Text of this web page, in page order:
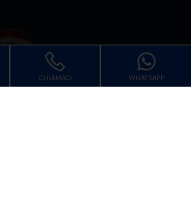
CHIAMACI WHATSAPP